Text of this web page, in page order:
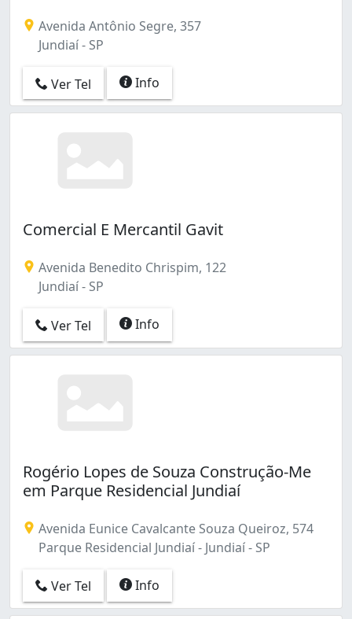
Avenida Antônio Segre, 357
Jundiaí - SP
Ver Tel Info
Comercial E Mercantil Gavit
Avenida Benedito Chrispim, 122
Jundiaí - SP
Ver Tel Info
Rogério Lopes de Souza Construção-Me
em Parque Residencial Jundiaí
Avenida Eunice Cavalcante Souza Queiroz, 574
Parque Residencial Jundiaí - Jundiaí - SP
Ver Tel Info